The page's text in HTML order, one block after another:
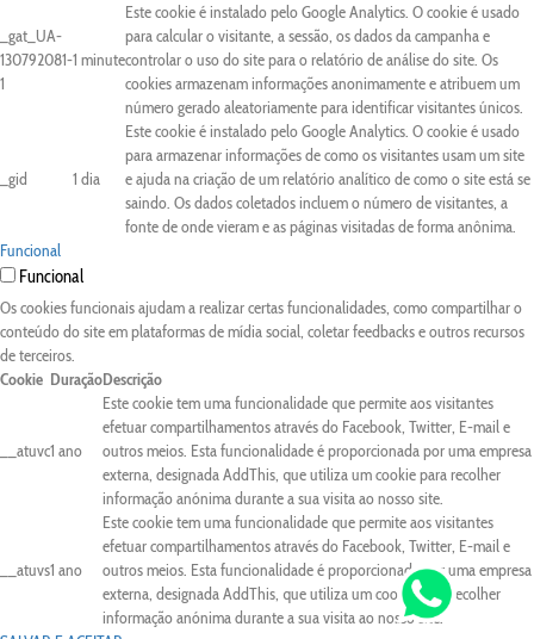
_gat_UA-
130792081-
1
1 minute
Este cookie é instalado pelo Google Analytics. O cookie é usado
para calcular o visitante, a sessão, os dados da campanha e
controlar o uso do site para o relatório de análise do site. Os
cookies armazenam informações anonimamente e atribuem um
número gerado aleatoriamente para identificar visitantes únicos.
_gid 1 dia
Este cookie é instalado pelo Google Analytics. O cookie é usado
para armazenar informações de como os visitantes usam um site
e ajuda na criação de um relatório analítico de como o site está se
saindo. Os dados coletados incluem o número de visitantes, a
fonte de onde vieram e as páginas visitadas de forma anônima.
Funcional
Funcional
Os cookies funcionais ajudam a realizar certas funcionalidades, como compartilhar o
conteúdo do site em plataformas de mídia social, coletar feedbacks e outros recursos
de terceiros.
Cookie DuraçãoDescrição
__atuvc1 ano
Este cookie tem uma funcionalidade que permite aos visitantes
efetuar compartilhamentos através do Facebook, Twitter, E-mail e
outros meios. Esta funcionalidade é proporcionada por uma empresa
externa, designada AddThis, que utiliza um cookie para recolher
informação anónima durante a sua visita ao nosso site.
__atuvs1 ano
Este cookie tem uma funcionalidade que permite aos visitantes
efetuar compartilhamentos através do Facebook, Twitter, E-mail e
outros meios. Esta funcionalidade é proporcionada por uma empresa
externa, designada AddThis, que utiliza um cookie para recolher
informação anónima durante a sua visita ao nosso site.